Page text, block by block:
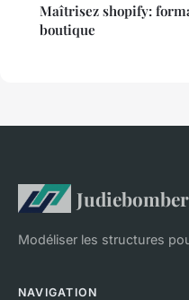
Maîtrisez shopify:
boutique
Modéliser les structures
NAVIGATION